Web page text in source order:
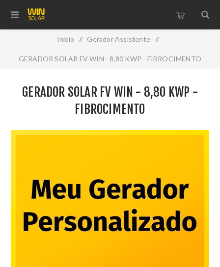
Início / Gerador Assistente /
GERADOR SOLAR FV WIN - 8,80 KWP - FIBROCIMENTO
GERADOR SOLAR FV WIN - 8,80 KWP -
FIBROCIMENTO